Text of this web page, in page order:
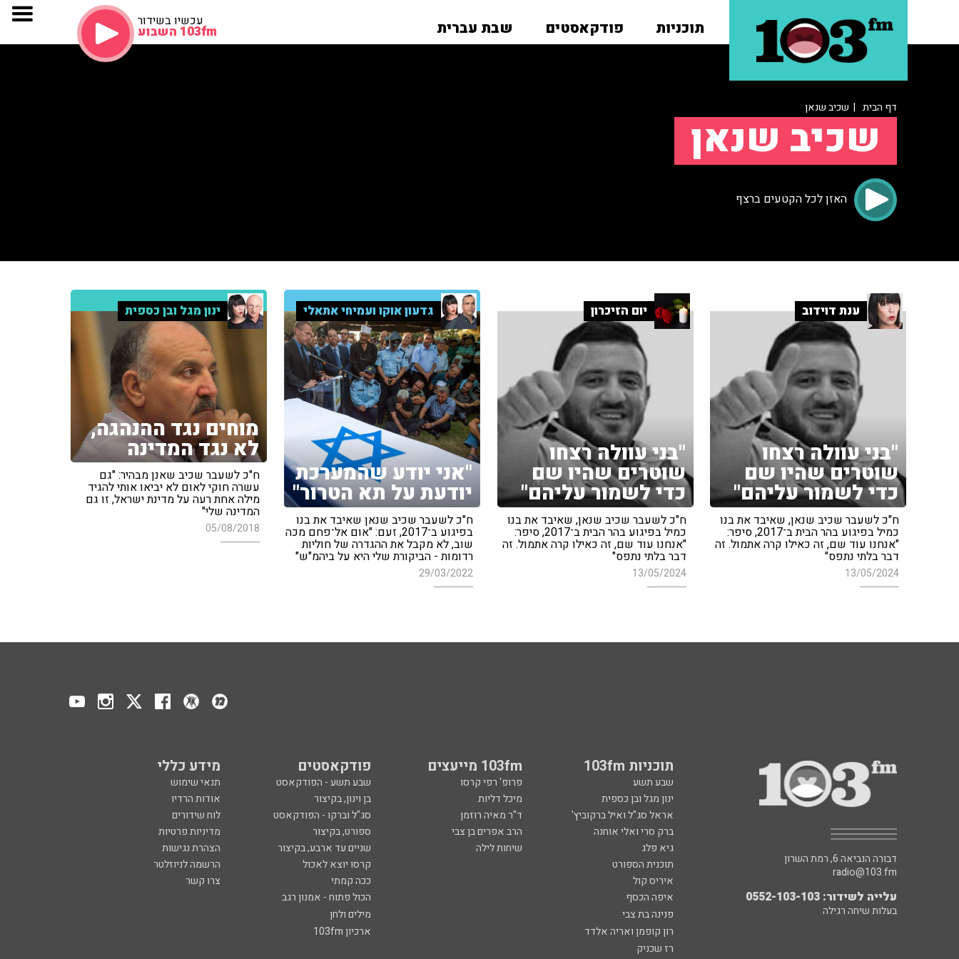
תוכניות פודקאסטים שבת עברית עכשיו בשידור
103fm השבוע
דף הבית | שכיב שנאן
שכיב שנאן
האזן לכל הקטעים ברצף
ענת דוידוב
"בני עוולה רצחו
שוטרים שהיו שם
כדי לשמור עליהם"
ח"כ לשעבר שכיב שנאן, שאיבד את בנו
כמיל בפיגוע בהר הבית ב־2017, סיפר:
"אנחנו עוד שם, זה כאילו קרה אתמול. זה
דבר בלתי נתפס"
13/05/2024
יום הזיכרון
"בני עוולה רצחו
שוטרים שהיו שם
כדי לשמור עליהם"
ח"כ לשעבר שכיב שנאן, שאיבד את בנו
כמיל בפיגוע בהר הבית ב־2017, סיפר:
"אנחנו עוד שם, זה כאילו קרה אתמול. זה
דבר בלתי נתפס"
13/05/2024
גדעון אוקו ועמיחי אתאלי
"אני יודע שהמערכת
יודעת על תא הטרור"
ח"כ לשעבר שכיב שנאן שאיבד את בנו
בפיגוע ב־2017, זעם: "אום אל־פחם מכה
שוב, לא מקבל את ההגדרה של חוליות
רדומות - הביקורת שלי היא על ביהמ"ש"
29/03/2022
ינון מגל ובן כספית
מוחים נגד ההנהגה,
לא נגד המדינה
ח"כ לשעבר שכיב שאנן מבהיר: "גם
עשרה חוקי לאום לא יביאו אותי להגיד
מילה אחת רעה על מדינת ישראל, זו גם
המדינה שלי"
05/08/2018
תוכניות 103fm 103fm מייעצים פודקאסטים מידע כללי
שבע תשע פרופ' רפי קרסו שבע תשע - הפודקאסט
תנאי שימוש
ינון מגל ובן כספית
מיכל דליות בן וינון, בקיצור
אודות הרדיו
אראל סג"ל ואיל ברקוביץ'
ד"ר מאיה רוזמן סג"ל וברקו - הפודקאסט
לוח שידורים
ברק סרי ואלי אוחנה
הרב אפרים בן צבי ספורט, בקיצור
מדיניות פרטיות
גיא פלג
שיחות לילה שניים עד ארבע, בקיצור
הצהרת נגישות
תוכנית הספורט
קרסו יוצא לאכול
הרשמה לניוזלטר
איריס קול
ככה קמתי
צרו קשר
איפה הכסף
הכול פתוח - אמנון רגב
פנינה בת צבי
מילים ולחן
רון קופמן ואריה אלדד
ארכיון 103fm
רז שכניק
דבורה הנביאה 6, רמת השרון
radio@103.fm
עלייה לשידור: 0552-103-103
בעלות שיחה רגילה